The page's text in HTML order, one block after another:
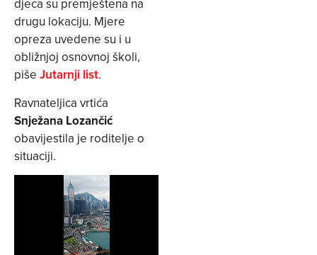
djeca su premještena na
drugu lokaciju. Mjere
opreza uvedene su i u
obližnjoj osnovnoj školi,
piše Jutarnji list.
Ravnateljica vrtića
Snježana Lozančić
obavijestila je roditelje o
situaciji.